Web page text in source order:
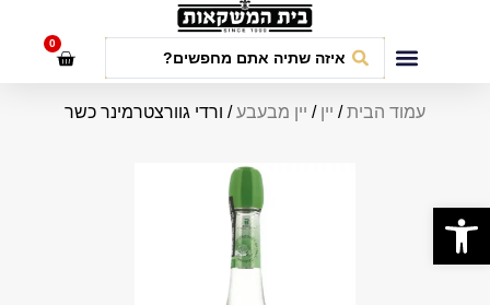
0
עמוד הבית/ יין / יין מבעבע/ ורדי גוורצטרמינר כשר
פתח סרגל נגישות